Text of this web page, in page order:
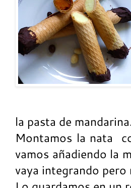
la pasta de
Montamos la nata
vamos añadiendo la
vaya integrando pero